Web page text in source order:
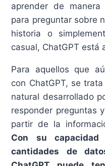
aprender de
para preguntar sobre
historia o
casual, ChatGPT está
Para aquellos que
con ChatGPT, se
natural desarrollado
responder preguntas
partir de la
Con su capacidad
cantidades de